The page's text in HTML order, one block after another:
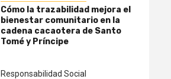
Cómo la trazabilidad mejora el
bienestar comunitario en la
cadena cacaotera de Santo
Tomé y Príncipe
Responsabilidad Social